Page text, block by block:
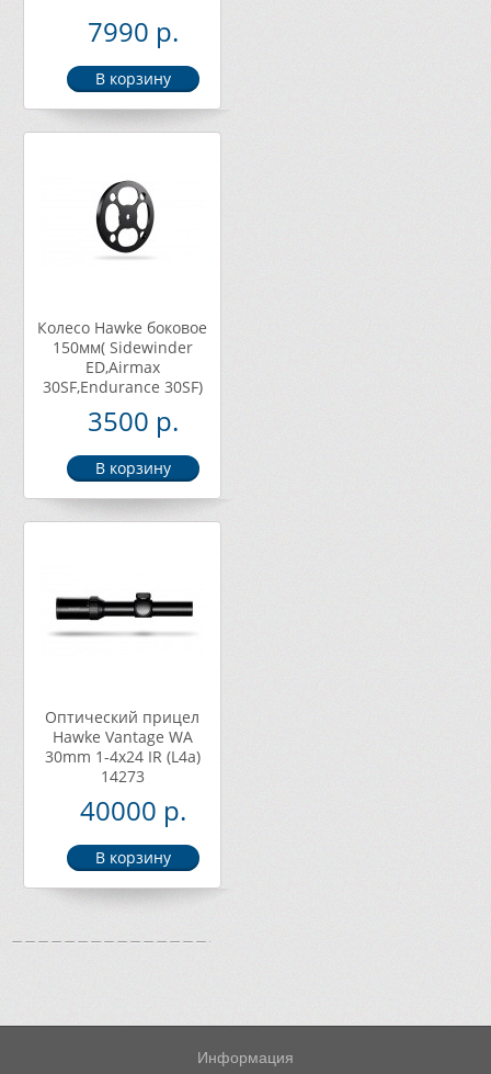
7990 р.
Колесо Hawke боковое
150мм( Sidewinder
ED,Airmax
30SF,Endurance 30SF)
3500 р.
Оптический прицел
Hawke Vantage WA
30mm 1-4х24 IR (L4a)
14273
40000 р.
Информация